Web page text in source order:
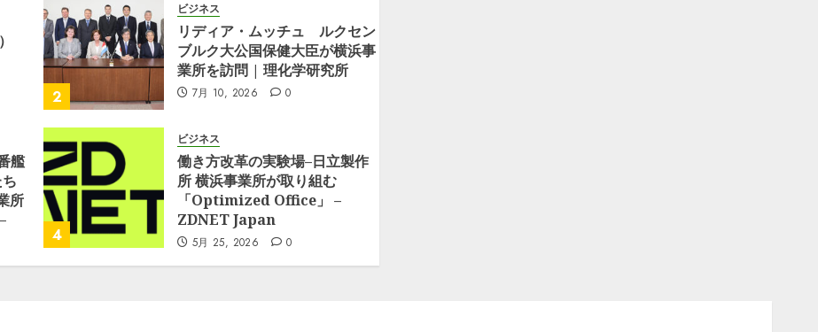
2
ビジネス
リディア・ムッチュ ルクセン
ブルク大公国保健大臣が横浜事
業所を訪問 | 理化学研究所
7月 10, 2026 0
艦
所
4
ビジネス
働き方改革の実験場–日立製作
所 横浜事業所が取り組む
「Optimized Office」 –
ZDNET Japan
5月 25, 2026 0